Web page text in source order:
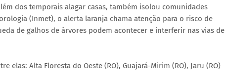
dos temporais alagar casas, também isolou comunidades
(Inmet), o alerta laranja chama atenção para o risco de
de galhos de árvores podem acontecer e interferir nas vias de
elas: Alta Floresta do Oeste (RO), Guajará-Mirim (RO), Jaru (RO)